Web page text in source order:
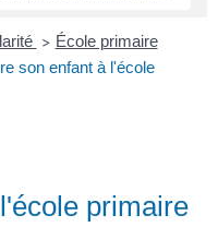
> École primaire
son enfant à l'école
primaire